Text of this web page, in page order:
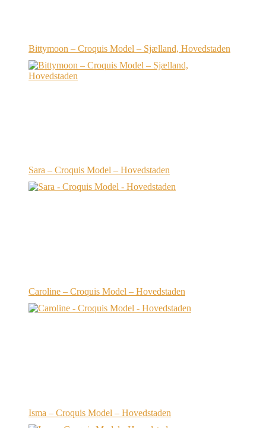
Bittymoon – Croquis Model – Sjælland, Hovedstaden
Sara – Croquis Model – Hovedstaden
Caroline – Croquis Model – Hovedstaden
Isma – Croquis Model – Hovedstaden